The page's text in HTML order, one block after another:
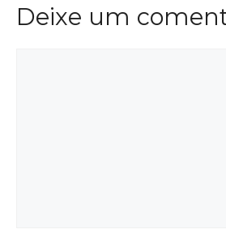
Deixe um